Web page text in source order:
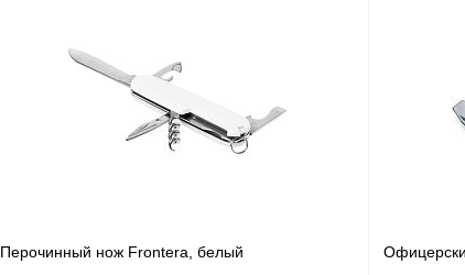
Перочинный нож Frontera, белый